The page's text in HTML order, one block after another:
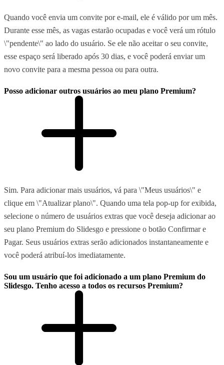
Quando você envia um convite por e-mail, ele é válido por um mês.
Durante esse mês, as vagas estarão ocupadas e você verá um rótulo
\"pendente\" ao lado do usuário. Se ele não aceitar o seu convite,
esse espaço será liberado após 30 dias, e você poderá enviar um
novo convite para a mesma pessoa ou para outra.
Posso adicionar outros usuários ao meu plano Premium?
Sim. Para adicionar mais usuários, vá para \"Meus usuários\" e
clique em \"Atualizar plano\". Quando uma tela pop-up for exibida,
selecione o número de usuários extras que você deseja adicionar ao
seu plano Premium do Slidesgo e pressione o botão Confirmar e
Pagar. Seus usuários extras serão adicionados instantaneamente e
você poderá atribuí-los imediatamente.
Sou um usuário que foi adicionado a um plano Premium do
Slidesgo. Tenho acesso a todos os recursos Premium?